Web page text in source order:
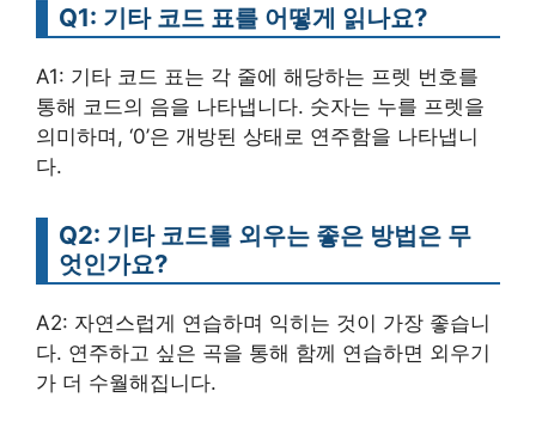
Q1: 기타 코드 표를 어떻게 읽나요?
A1: 기타 코드 표는 각 줄에 해당하는 프렛 번호를
통해 코드의 음을 나타냅니다. 숫자는 누를 프렛을
의미하며, ‘0’은 개방된 상태로 연주함을 나타냅니
다.
Q2: 기타 코드를 외우는 좋은 방법은 무
엇인가요?
A2: 자연스럽게 연습하며 익히는 것이 가장 좋습니
다. 연주하고 싶은 곡을 통해 함께 연습하면 외우기
가 더 수월해집니다.